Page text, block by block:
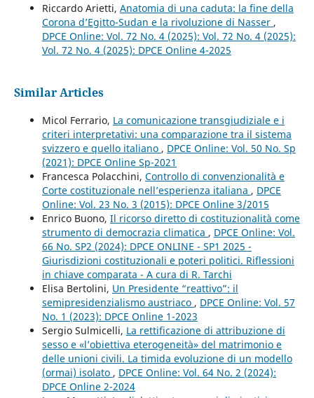
Riccardo Arietti, Anatomia di una caduta: la fine della
Corona d’Egitto-Sudan e la rivoluzione di Nasser ,
DPCE Online: Vol. 72 No. 4 (2025): Vol. 72 No. 4 (2025):
Vol. 72 No. 4 (2025): DPCE Online 4-2025
Similar Articles
Micol Ferrario, La comunicazione transgiudiziale e i
criteri interpretativi: una comparazione tra il sistema
svizzero e quello italiano , DPCE Online: Vol. 50 No. Sp
(2021): DPCE Online Sp-2021
Francesca Polacchini, Controllo di convenzionalità e
Corte costituzionale nell’esperienza italiana , DPCE
Online: Vol. 23 No. 3 (2015): DPCE Online 3/2015
Enrico Buono, Il ricorso diretto di costituzionalità come
strumento di democrazia climatica , DPCE Online: Vol.
66 No. SP2 (2024): DPCE ONLINE - SP1 2025 -
Giurisdizioni costituzionali e poteri politici. Riflessioni
in chiave comparata - A cura di R. Tarchi
Elisa Bertolini, Un Presidente “reattivo”: il
semipresidenzialismo austriaco , DPCE Online: Vol. 57
No. 1 (2023): DPCE Online 1-2023
Sergio Sulmicelli, La rettificazione di attribuzione di
sesso e «l’obiettiva eterogeneità» del matrimonio e
delle unioni civili. La timida evoluzione di un modello
(ormai) isolato , DPCE Online: Vol. 64 No. 2 (2024):
DPCE Online 2-2024